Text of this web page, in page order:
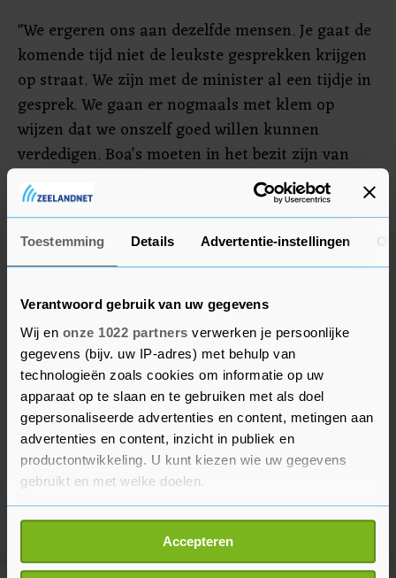
Toestemming Details Advertentie-instellingen
Verantwoord gebruik van uw gegevens
Wij en onze 1022 partners verwerken je persoonlijke
gegevens (bijv. uw IP-adres) met behulp van
technologieën zoals cookies om informatie op uw
apparaat op te slaan en te gebruiken met als doel
gepersonaliseerde advertenties en content, metingen aan
advertenties en content, inzicht in publiek en
productontwikkeling. U kunt kiezen wie uw gegevens
gebruikt en met welke doelen.
Als u het toestaat, willen we ook graag:
Informatie verzamelen over uw geografische
locatie, die tot een paar meter nauwkeurig kan zijn
Accepteren
"We ergeren ons aan dezelfde mensen. Je gaat de
komende tijd niet de leukste gesprekken krijgen
op straat. We zijn met de minister al een tijdje in
gesprek. We gaan er nogmaals met klem op
wijzen dat we onszelf goed willen kunnen
verdedigen. Boa's moeten in het bezit zijn van
pepperspray, andere verdedigingsmiddelen en
mondkapjes", zegt Gerrits.